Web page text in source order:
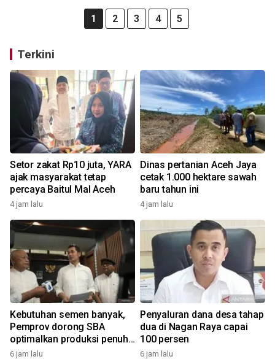
1 2 3 4 5
Terkini
Setor zakat Rp10 juta, YARA
ajak masyarakat tetap
percaya Baitul Mal Aceh
4 jam lalu
Dinas pertanian Aceh Jaya
cetak 1.000 hektare sawah
baru tahun ini
4 jam lalu
Kebutuhan semen banyak,
Pemprov dorong SBA
optimalkan produksi penuhi
kebutuhan Aceh
6 jam lalu
Penyaluran dana desa tahap
dua di Nagan Raya capai
100 persen
6 jam lalu